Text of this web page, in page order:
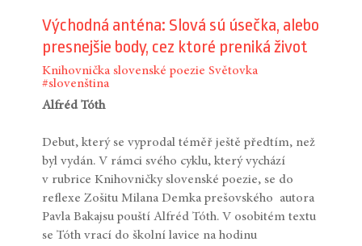
Východná anténa: Slová sú úsečka, alebo
presnejšie body, cez ktoré preniká život
Knihovnička slovenské poezie Světovka
#slovenština
Alfréd Tóth
Debut, který se vyprodal téměř ještě předtím, než
byl vydán. V rámci svého cyklu, který vychází
v rubrice Knihovničky slovenské poezie, se do
reflexe Zošitu Milana Demka prešovského autora
Pavla Bakajsu pouští Alfréd Tóth. V osobitém textu
se Tóth vrací do školní lavice na hodinu